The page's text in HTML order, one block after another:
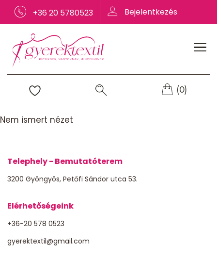
+36 20 5780523 Bejelentkezés
(0)
Nem ismert nézet
Telephely - Bemutatóterem
3200 Gyöngyös, Petőfi Sándor utca 53.
Elérhetőségeink
+36-20 578 0523
gyerektextil@gmail.com